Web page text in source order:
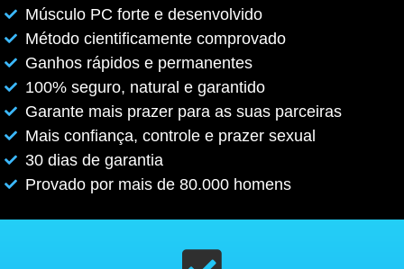
Músculo PC forte e desenvolvido
Método cientificamente comprovado
Ganhos rápidos e permanentes
100% seguro, natural e garantido
Garante mais prazer para as suas parceiras
Mais confiança, controle e prazer sexual
30 dias de garantia
Provado por mais de 80.000 homens